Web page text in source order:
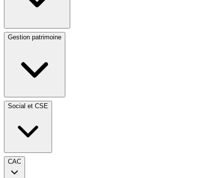
Gestion patrimoine
Social et CSE
CAC